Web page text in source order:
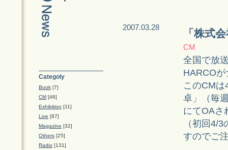
Categoly
Book [7]
CM [46]
Exhibition [11]
Live [97]
Magazine [32]
Others [25]
Radio [131]
2007.03.28
「株式
CM
全国で放
HARCO
このCM
卓」（毎
にてOAさ
（初回4/
すのでご